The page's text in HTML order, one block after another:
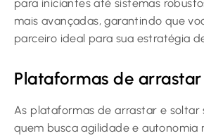
para iniciantes até sistemas
mais avançadas, garantindo que
parceiro ideal para sua estratégia
Plataformas de
As plataformas de arrastar e soltar
quem busca agilidade e autonomia